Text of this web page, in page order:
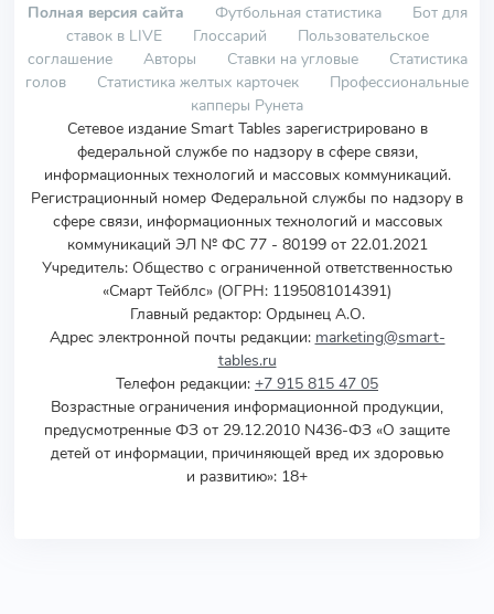
Полная версия сайта Футбольная статистика
Бот для
ставок в LIVE
Глоссарий
Пользовательское
соглашение
Авторы Ставки на угловые
Статистика
голов
Статистика желтых карточек
Профессиональные
капперы Рунета
Сетевое издание Smart Tables зарегистрировано в
федеральной службе по надзору в сфере связи,
информационных технологий и массовых коммуникаций.
Регистрационный номер Федеральной службы по надзору в
сфере связи, информационных технологий и массовых
коммуникаций ЭЛ № ФС 77 - 80199 от 22.01.2021
Учредитель: Общество с ограниченной ответственностью
«Смарт Тейблс» (ОГРН: 1195081014391)
Главный редактор: Ордынец А.О.
Адрес электронной почты редакции: marketing@smart-
tables.ru
Телефон редакции: +7 915 815 47 05
Возрастные ограничения информационной продукции,
предусмотренные ФЗ от 29.12.2010 N436-ФЗ «О защите
детей от информации, причиняющей вред их здоровью
и развитию»: 18+